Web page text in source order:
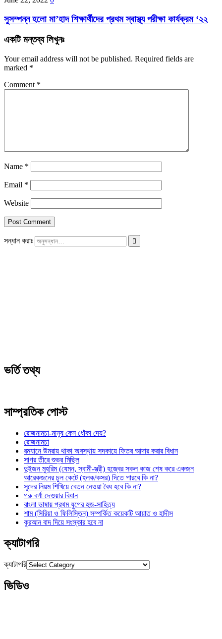
সুসম্পন্ন হলো মা’হাদ শিক্ষার্থীদের প্রথম স্বাস্থ্য পরীক্ষা কার্যক্রম ‘২২
একটি মন্তব্য লিখুনঃ
Your email address will not be published. Required fields are
marked *
Comment *
Name *
Email *
Website
সন্ধান করাঃ
ভর্তি তথ্য
সাম্প্রতিক পোস্ট
রোজনামচা-মানুষ কেন ধোঁকা দেয়?
রোজনামচা
রমযানে উমরায় থাকা অবস্থায় সদকায়ে ফিতর আদার করার বিধান
সাগর তীরে শুভ্র মিছিল
দুইজন মুহরিম (যেমন, স্বামী-স্ত্রী) হজ্বের সকল কাজ শেষ করে একজন
আরেকজনের চুল কেটে (হলক/কসর) দিতে পারবে কি না?
সুদের নিয়ম শিখিয়ে বেতন নেওয়া বৈধ হবে কি না?
গরু বর্গা দেওয়ার বিধান
বাংলা ভাষায় প্রথম যুগের হজ-সাহিত্য
শাম (সিরিয়া ও ফিলিস্তিন) সম্পর্কিত কয়েকটি আয়াত ও হাদীস
কুরআন বাদ দিয়ে সংস্কার হবে না
ক্যাটাগরি
ক্যাটাগরি
ভিডিও